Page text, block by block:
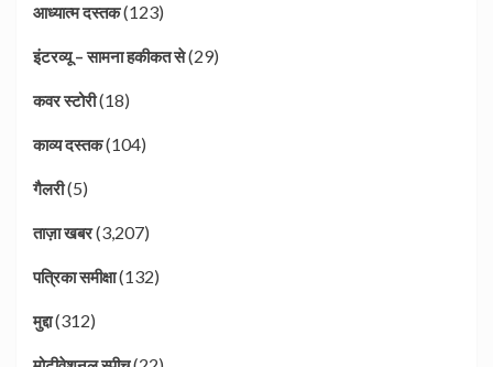
आध्यात्म दस्तक(123)
इंटरव्यू – सामना हकीकत से(29)
कवर स्टोरी(18)
काव्य दस्तक(104)
गैलरी(5)
ताज़ा खबर(3,207)
पत्रिका समीक्षा(132)
मुद्दा(312)